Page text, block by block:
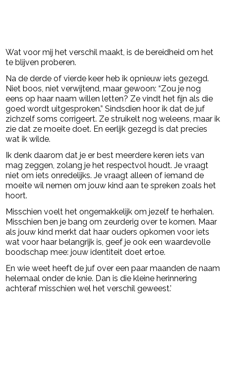
Wat voor mij het verschil maakt, is de bereidheid om het
te blijven proberen.
Na de derde of vierde keer heb ik opnieuw iets gezegd.
Niet boos, niet verwijtend, maar gewoon: “Zou je nog
eens op haar naam willen letten? Ze vindt het fijn als die
goed wordt uitgesproken.” Sindsdien hoor ik dat de juf
zichzelf soms corrigeert. Ze struikelt nog weleens, maar ik
zie dat ze moeite doet. En eerlijk gezegd is dat precies
wat ik wilde.
Ik denk daarom dat je er best meerdere keren iets van
mag zeggen, zolang je het respectvol houdt. Je vraagt
niet om iets onredelijks. Je vraagt alleen of iemand de
moeite wil nemen om jouw kind aan te spreken zoals het
hoort.
Misschien voelt het ongemakkelijk om jezelf te herhalen.
Misschien ben je bang om zeurderig over te komen. Maar
als jouw kind merkt dat haar ouders opkomen voor iets
wat voor haar belangrijk is, geef je ook een waardevolle
boodschap mee: jouw identiteit doet ertoe.
En wie weet heeft de juf over een paar maanden de naam
helemaal onder de knie. Dan is die kleine herinnering
achteraf misschien wel het verschil geweest.’